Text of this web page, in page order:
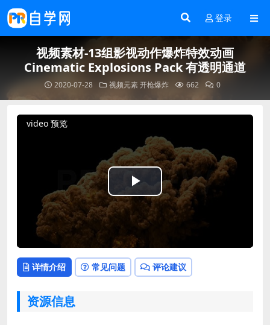
登录
视频素材-13组影视动作爆炸特效动画
Cinematic Explosions Pack 有透明通道
2020-07-28 视频元素开枪爆炸 662 0
video 预览
Play
Video
详情介绍 常见问题 评论建议
资源信息